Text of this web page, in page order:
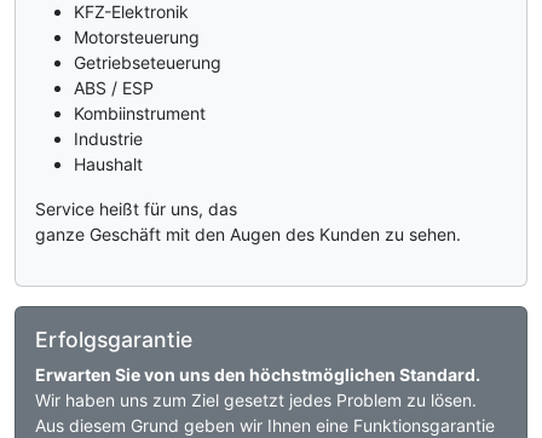
KFZ-Elektronik
Motorsteuerung
Getriebseteuerung
ABS / ESP
Kombiinstrument
Industrie
Haushalt
Service heißt für uns, das
ganze Geschäft mit den Augen des Kunden zu sehen.
Erfolgsgarantie
Erwarten Sie von uns den höchstmöglichen Standard.
Wir haben uns zum Ziel gesetzt jedes Problem zu lösen.
Aus diesem Grund geben wir Ihnen eine Funktionsgarantie